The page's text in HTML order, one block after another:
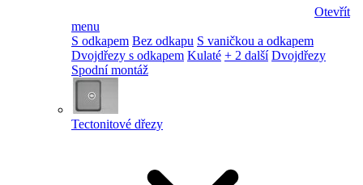
Otevřít
menu
S odkapem Bez odkapu S vaničkou a odkapem
Dvojdřezy s odkapem Kulaté + 2 další Dvojdřezy
Spodní montáž
Tectonitové dřezy